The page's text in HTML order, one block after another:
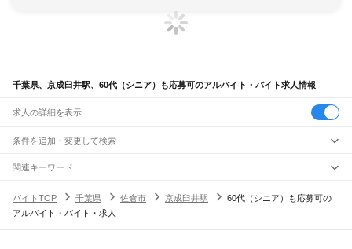
千葉県、京成臼井駅、60代（シニア）も応募可のアルバイト・バイト求人情報
求人の詳細を表示
条件を追加・変更して検索
市区町村を追加・変更
千葉県すべて
千葉市 すべて
駅を追加・変更
職種を追加・変更
関連キーワード
バイトTOP
千葉県 佐倉市 京成臼井駅
60代（シニア）も応募可の
アルバイト・バイト・求人